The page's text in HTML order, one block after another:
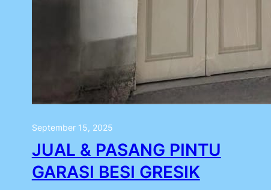
September 15, 2025
JUAL & PASANG PINTU
GARASI BESI GRESIK